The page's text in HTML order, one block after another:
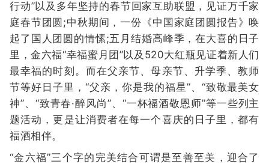
行动”以及多年坚持的春节回家互助联盟，见证万千家
庭春节团圆;中秋期间，一份《中国家庭团圆报告》唤
起了国人团圆的情愫;五月结婚高峰季，在大喜的日子
里，金六福“幸福蜜月团”以及520大红瓶见证着新人们
最幸福的时刻。而在父亲节、母亲节、升学季、教师
节等好日子里，“父亲，你是我的福星”、“致敬最美女
神”、“致青春·醉风尚”、“一杯福酒敬恩师”等一些列主
题活动，更是让消费者在每一个喜庆的日子里，都有
福酒相伴。
“金六福”三个字的完美结合可谓是至善至美，迎合了